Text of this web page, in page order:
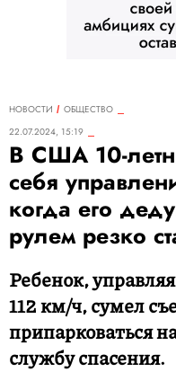
НОВОСТИ
ОБЩЕСТВО
22.07.2024, 15:19
В США 10-
себя
когда его
рулем резко
Ребенок,
112 км/ч, сумел
припарковаться
службу спасения.